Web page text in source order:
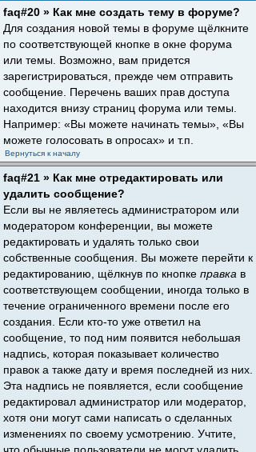
faq#20 » Как мне создать тему в форуме?
Для создания новой темы в форуме щёлкните
по соответствующей кнопке в окне форума
или темы. Возможно, вам придется
зарегистрироваться, прежде чем отправить
сообщение. Перечень ваших прав доступа
находится внизу страниц форума или темы.
Например: «Вы можете начинать темы», «Вы
можете голосовать в опросах» и т.п.
Вернуться к началу
faq#21 » Как мне отредактировать или
удалить сообщение?
Если вы не являетесь администратором или
модератором конференции, вы можете
редактировать и удалять только свои
собственные сообщения. Вы можете перейти к
редактированию, щёлкнув по кнопке правка в
соответствующем сообщении, иногда только в
течение ограниченного времени после его
создания. Если кто-то уже ответил на
сообщение, то под ним появится небольшая
надпись, которая показывает количество
правок а также дату и время последней из них.
Эта надпись не появляется, если сообщение
редактировал администратор или модератор,
хотя они могут сами написать о сделанных
изменениях по своему усмотрению. Учтите,